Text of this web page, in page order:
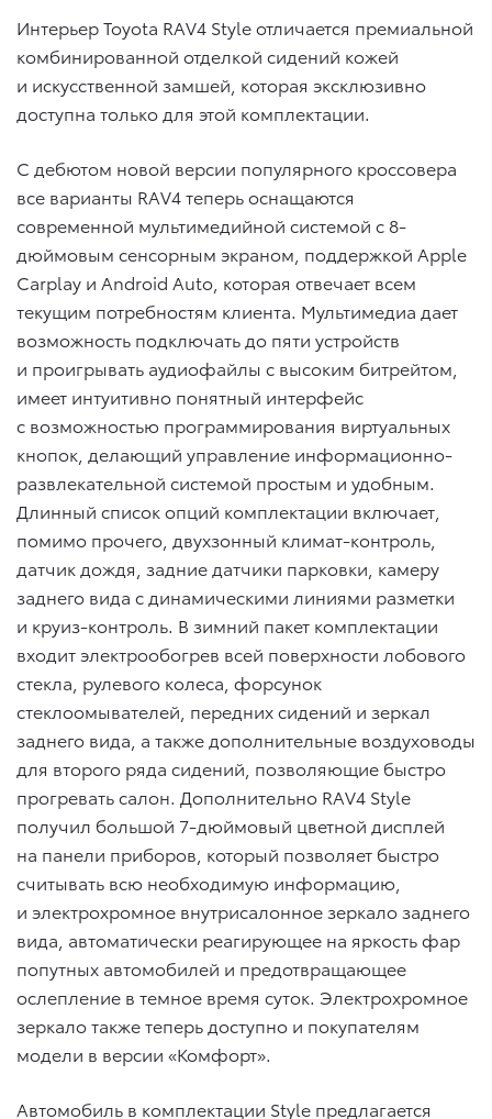
Интерьер Toyota RAV4 Style отличается премиальной
комбинированной отделкой сидений кожей
и искусственной замшей, которая эксклюзивно
доступна только для этой комплектации.
С дебютом новой версии популярного кроссовера
все варианты RAV4 теперь оснащаются
современной мультимедийной системой с 8-
дюймовым сенсорным экраном, поддержкой Apple
Carplay и Android Auto, которая отвечает всем
текущим потребностям клиента. Мультимедиа дает
возможность подключать до пяти устройств
и проигрывать аудиофайлы с высоким битрейтом,
имеет интуитивно понятный интерфейс
с возможностью программирования виртуальных
кнопок, делающий управление информационно-
развлекательной системой простым и удобным.
Длинный список опций комплектации включает,
помимо прочего, двухзонный климат-контроль,
датчик дождя, задние датчики парковки, камеру
заднего вида с динамическими линиями разметки
и круиз-контроль. В зимний пакет комплектации
входит электрообогрев всей поверхности лобового
стекла, рулевого колеса, форсунок
стеклоомывателей, передних сидений и зеркал
заднего вида, а также дополнительные воздуховоды
для второго ряда сидений, позволяющие быстро
прогревать салон. Дополнительно RAV4 Style
получил большой 7-дюймовый цветной дисплей
на панели приборов, который позволяет быстро
считывать всю необходимую информацию,
и электрохромное внутрисалонное зеркало заднего
вида, автоматически реагирующее на яркость фар
попутных автомобилей и предотвращающее
ослепление в темное время суток. Электрохромное
зеркало также теперь доступно и покупателям
модели в версии «Комфорт».
Автомобиль в комплектации Style предлагается